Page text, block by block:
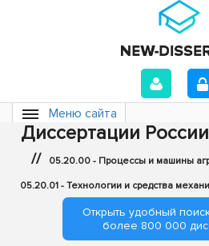
Меню сайта
Диссертации России
// 05.20.00 - Процессы и машины
05.20.01 - Технологии и средства
Открыть удобный
более 800 000